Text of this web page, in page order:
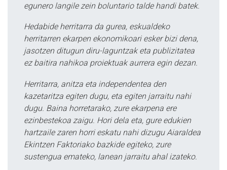
egunero langile zein boluntario talde handi batek.
Hedabide herritarra da gurea, eskualdeko
herritarren ekarpen ekonomikoari esker bizi dena,
jasotzen ditugun diru-laguntzak eta publizitatea
ez baitira nahikoa proiektuak aurrera egin dezan.
Herritarra, anitza eta independentea den
kazetaritza egiten dugu, eta egiten jarraitu nahi
dugu. Baina horretarako, zure ekarpena ere
ezinbestekoa zaigu. Hori dela eta, gure edukien
hartzaile zaren horri eskatu nahi dizugu Aiaraldea
Ekintzen Faktoriako bazkide egiteko, zure
sustengua emateko, lanean jarraitu ahal izateko.